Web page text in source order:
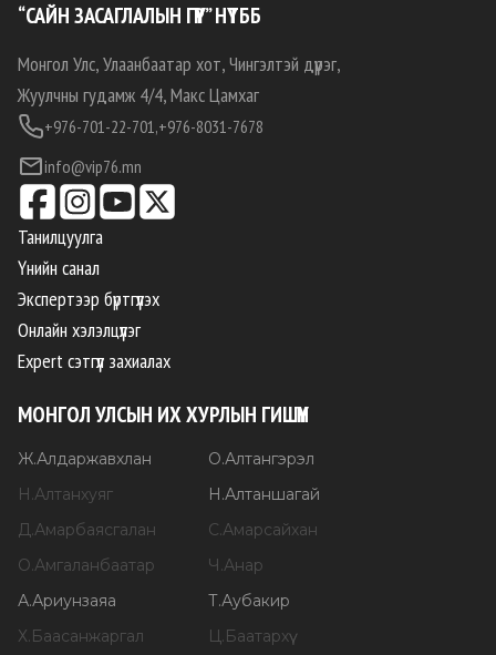
“САЙН ЗАСАГЛАЛЫН ГҮҮР” НҮТББ
Монгол Улс, Улаанбаатар хот, Чингэлтэй дүүрэг,
Жуулчны гудамж 4/4, Макс Цамхаг
+976-701-22-701,+976-8031-7678
info@vip76.mn
Танилцуулга
Үнийн санал
Экспертээр бүртгүүлэх
Онлайн хэлэлцүүлэг
Expert сэтгүүл захиалах
МОНГОЛ УЛСЫН ИХ ХУРЛЫН ГИШҮҮН
Ж.Алдаржавхлан О.Алтангэрэл
Н.Алтанхуяг Н.Алтаншагай
Д.Амарбаясгалан С.Амарсайхан
О.Амгаланбаатар Ч.Анар
А.Ариунзаяа Т.Аубакир
Х.Баасанжаргал Ц.Баатархүү